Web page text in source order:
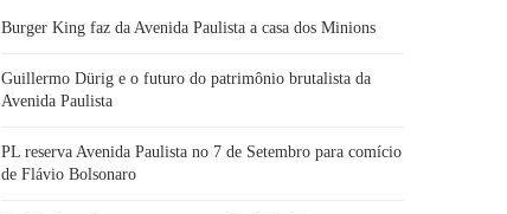
Burger King faz da Avenida Paulista a casa dos Minions
Guillermo Dürig e o futuro do patrimônio brutalista da
Avenida Paulista
PL reserva Avenida Paulista no 7 de Setembro para comício
de Flávio Bolsonaro